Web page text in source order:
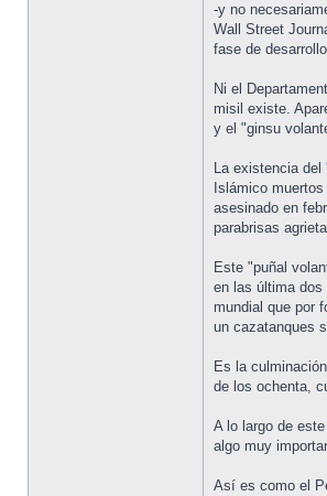
-y no
Wall Street
fase de
Ni el
misil existe.
y el "ginsu
La existencia
Islámico
asesinado en
parabrisas
Este "puñal
en las última dos
mundial que por
un cazatanques
Es la
de los ochenta,
A lo largo de
algo muy
Así es como el